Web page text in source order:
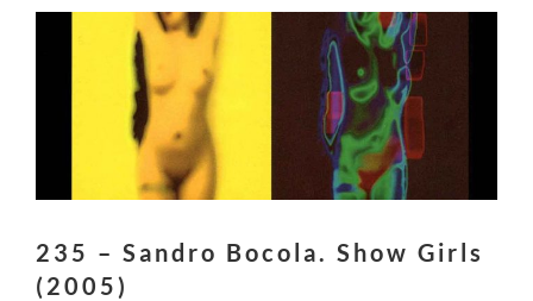
235 – Sandro Bocola. Show Girls
(2005)